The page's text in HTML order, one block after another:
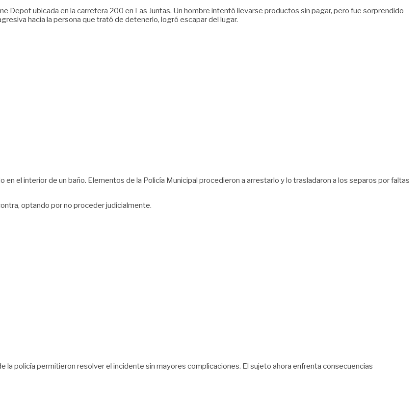
Depot ubicada en la carretera 200 en Las Juntas. Un hombre intentó llevarse productos sin pagar, pero fue sorprendido
hacia la persona que trató de detenerlo, logró escapar del lugar.
en el interior de un baño. Elementos de la Policía Municipal procedieron a arrestarlo y lo trasladaron a los separos por faltas
optando por no proceder judicialmente.
la policía permitieron resolver el incidente sin mayores complicaciones. El sujeto ahora enfrenta consecuencias